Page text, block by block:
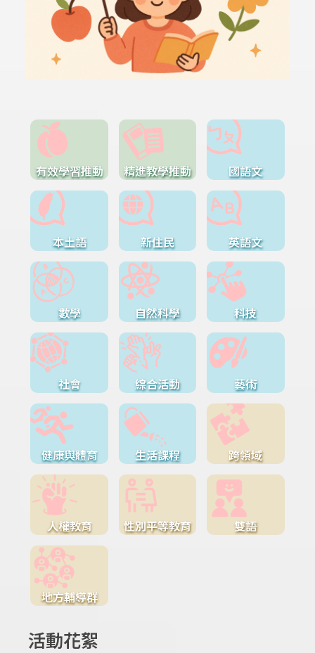
有效學習推動 精進教學推動 國語文
本土語 新住民 英語文
數學 自然科學 科技
社會 綜合活動 藝術
健康與體育 生活課程 跨領域
人權教育 性別平等教育 雙語
地方輔導群
活動花絮